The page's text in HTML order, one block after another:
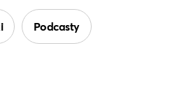
Podcasty